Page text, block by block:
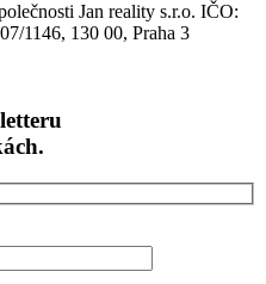
Jan reality s.r.o. IČO:
1146, 130 00, Praha 3